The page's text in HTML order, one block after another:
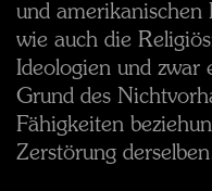
und amerikanischen
wie auch die
Ideologien und zwar
Grund des
Fähigkeiten
Zerstörung